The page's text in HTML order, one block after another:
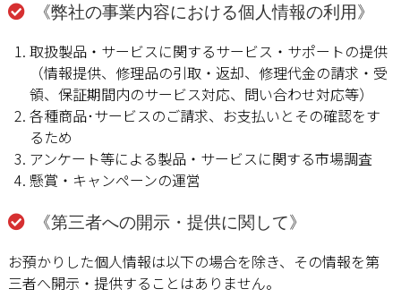
《弊社の事業内容における個人情報の利用》
取扱製品・サービスに関するサービス・サポートの提供
（情報提供、修理品の引取・返却、修理代金の請求・受
領、保証期間内のサービス対応、問い合わせ対応等）
各種商品･サービスのご請求、お支払いとその確認をす
るため
アンケート等による製品・サービスに関する市場調査
懸賞・キャンペーンの運営
《第三者への開示・提供に関して》
お預かりした個人情報は以下の場合を除き、その情報を第
三者へ開示・提供することはありません。